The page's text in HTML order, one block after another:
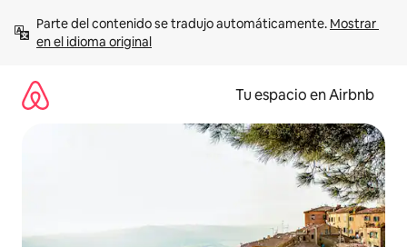
contenido
Parte del contenido se tradujo automáticamente. Mostrar
en el idioma original
Tu espacio en Airbnb